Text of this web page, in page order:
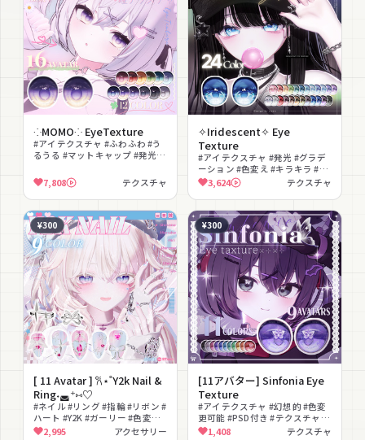
⁘MOMO⁘ EyeTexture
#アイテクスチャ #ふわふわ #う
るうる #マットキャップ #発光
テル #色変更可能 #撮影向け
7,808 テクスチャ
✧Iridescent✧ Eye
Texture
#アイテクスチャ #発光 #グラデ
ーション #色変え #キラキラ #幻
想的 #マットキャップ #テクスチ
3,624 テクスチャ
¥300
[ 11 Avatar ] 𐙚⋆˚Y2k Nail &
Ring˖◛⁺⑅♡
#ネイル #リング #指輪 #リボン #
ハート #Y2K #ガーリー #色変更
可能 #MA対応 #lilToon対応
2,995 アクセサリー
¥300
[11アバター] Sinfonia Eye
Texture
#アイテクスチャ #幻想的 #色変
更可能 #PSD付き #テクスチャ素
材 #テクスチャ
1,408 テクスチャ